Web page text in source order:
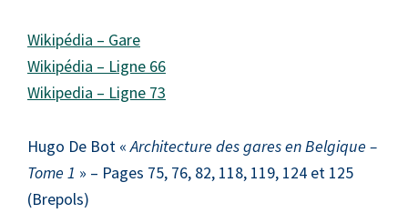
Wikipédia – Gare
Wikipédia – Ligne 66
Wikipedia – Ligne 73
Hugo De Bot «Architecture des gares en Belgique –
Tome 1 » – Pages 75, 76, 82, 118, 119, 124 et 125
(Brepols)